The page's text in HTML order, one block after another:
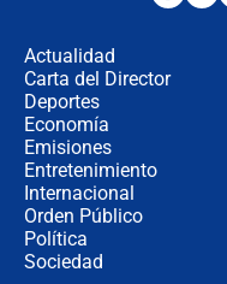
Actualidad
Carta del Director
Deportes
Economía
Emisiones
Entretenimiento
Internacional
Orden Público
Política
Sociedad